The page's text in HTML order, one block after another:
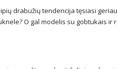
drabužių tendencija tęsiasi
O gal modelis su gobtukais ir